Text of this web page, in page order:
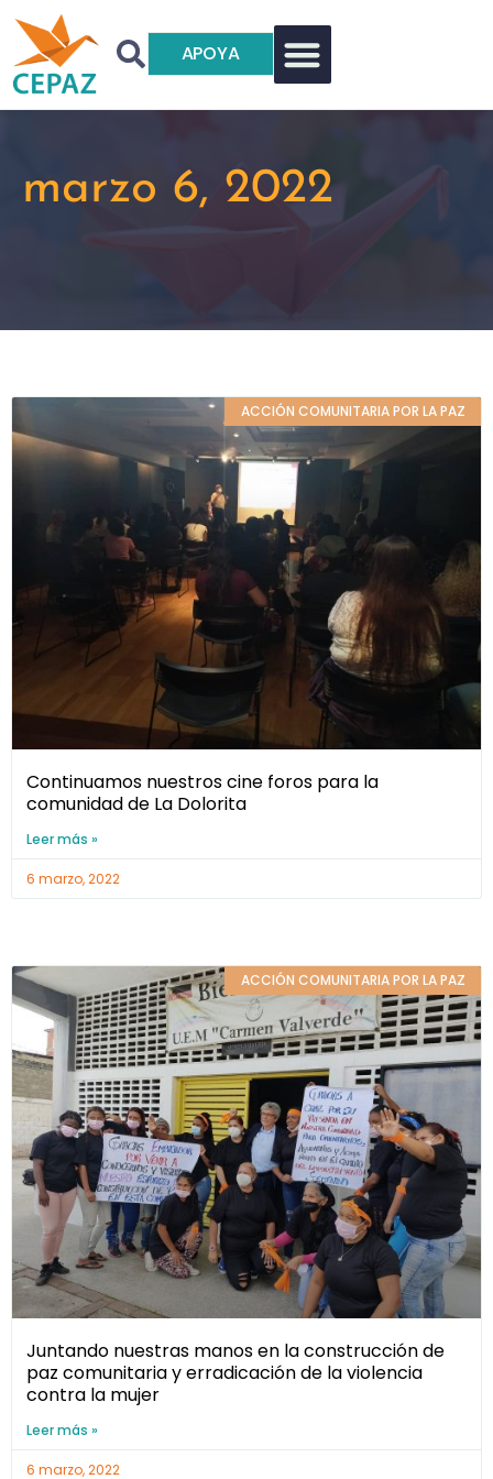
APOYA
marzo 6, 2022
ACCIÓN COMUNITARIA POR LA PAZ
Continuamos nuestros cine foros para la
comunidad de La Dolorita
Leer más »
6 marzo, 2022
ACCIÓN COMUNITARIA POR LA PAZ
Juntando nuestras manos en la construcción de
paz comunitaria y erradicación de la violencia
contra la mujer
Leer más »
6 marzo, 2022